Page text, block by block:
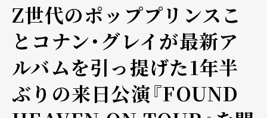
Z世代のポッププリンスこ
とコナン・グレイが最新ア
ルバムを引っ提げた1年半
ぶりの来日公演『FOUND